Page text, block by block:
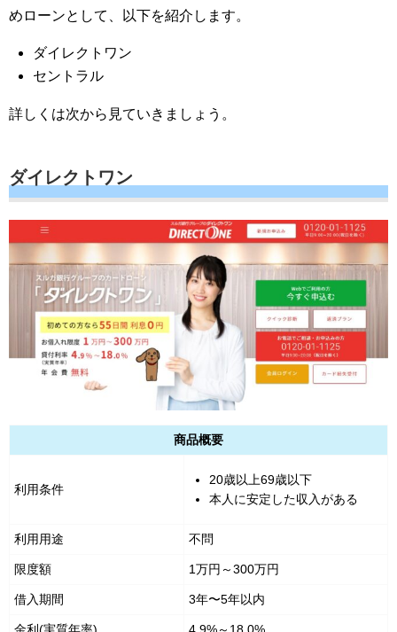
めローンとして、以下を紹介します。
ダイレクトワン
セントラル
詳しくは次から見ていきましょう。
ダイレクトワン
商品概要
利用条件
20歳以上69歳以下
本人に安定した収入がある
利用用途 不問
限度額 1万円～300万円
借入期間 3年〜5年以内